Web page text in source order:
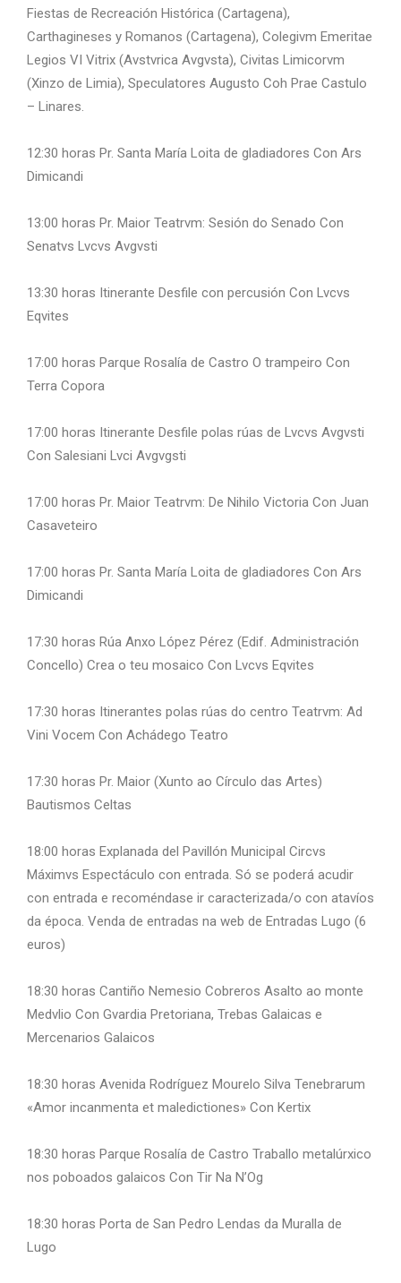
Fiestas de Recreación Histórica (Cartagena),
Carthagineses y Romanos (Cartagena), Colegivm Emeritae
Legios VI Vitrix (Avstvrica Avgvsta), Civitas Limicorvm
(Xinzo de Limia), Speculatores Augusto Coh Prae Castulo
– Linares.
12:30 horas Pr. Santa María Loita de gladiadores Con Ars
Dimicandi
13:00 horas Pr. Maior Teatrvm: Sesión do Senado Con
Senatvs Lvcvs Avgvsti
13:30 horas Itinerante Desfile con percusión Con Lvcvs
Eqvites
17:00 horas Parque Rosalía de Castro O trampeiro Con
Terra Copora
17:00 horas Itinerante Desfile polas rúas de Lvcvs Avgvsti
Con Salesiani Lvci Avgvgsti
17:00 horas Pr. Maior Teatrvm: De Nihilo Victoria Con Juan
Casaveteiro
17:00 horas Pr. Santa María Loita de gladiadores Con Ars
Dimicandi
17:30 horas Rúa Anxo López Pérez (Edif. Administración
Concello) Crea o teu mosaico Con Lvcvs Eqvites
17:30 horas Itinerantes polas rúas do centro Teatrvm: Ad
Vini Vocem Con Achádego Teatro
17:30 horas Pr. Maior (Xunto ao Círculo das Artes)
Bautismos Celtas
18:00 horas Explanada del Pavillón Municipal Circvs
Máximvs Espectáculo con entrada. Só se poderá acudir
con entrada e recoméndase ir caracterizada/o con atavíos
da época. Venda de entradas na web de Entradas Lugo (6
euros)
18:30 horas Cantiño Nemesio Cobreros Asalto ao monte
Medvlio Con Gvardia Pretoriana, Trebas Galaicas e
Mercenarios Galaicos
18:30 horas Avenida Rodríguez Mourelo Silva Tenebrarum
«Amor incanmenta et maledictiones» Con Kertix
18:30 horas Parque Rosalía de Castro Traballo metalúrxico
nos poboados galaicos Con Tir Na N’Og
18:30 horas Porta de San Pedro Lendas da Muralla de
Lugo